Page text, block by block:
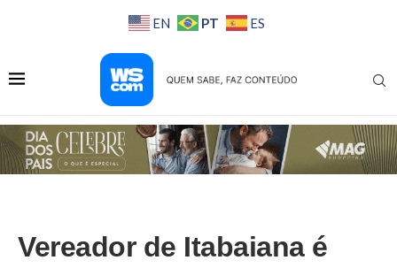
EN PT ES
Vereador de Itabaiana é